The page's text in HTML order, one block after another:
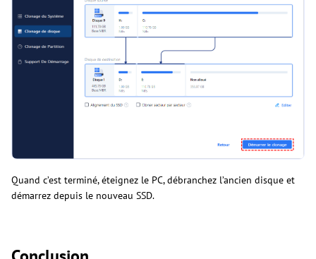
Quand c’est terminé, éteignez le PC, débranchez l’ancien disque et
démarrez depuis le nouveau SSD.